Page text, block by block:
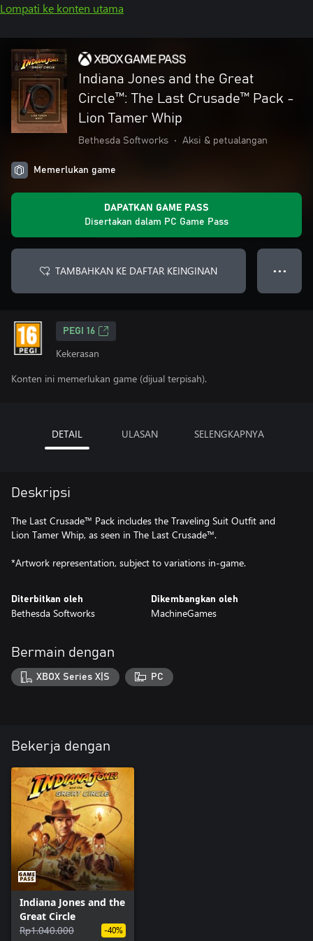
Lompati ke konten utama
Indiana Jones and the Great
Circle™: The Last Crusade™ Pack -
Lion Tamer Whip
Bethesda Softworks • Aksi & petualangan
Memerlukan game
DAPATKAN GAME PASS
Disertakan dalam PC Game Pass
TAMBAHKAN KE DAFTAR KEINGINAN ● ● ●
PEGI 16
Kekerasan
Konten ini memerlukan game (dijual terpisah).
DETAIL ULASAN SELENGKAPNYA
Deskripsi
The Last Crusade™ Pack includes the Traveling Suit Outfit and
Lion Tamer Whip, as seen in The Last Crusade™.
*Artwork representation, subject to variations in-game.
Diterbitkan oleh
Bethesda Softworks
Dikembangkan oleh
MachineGames
Bermain dengan
XBOX Series X|S PC
Bekerja dengan
Indiana Jones and the
Great Circle
Rp1.040.000
-40%